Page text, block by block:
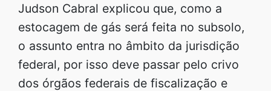
Judson Cabral explicou que, como a
estocagem de gás será feita no subsolo,
o assunto entra no âmbito da jurisdição
federal, por isso deve passar pelo crivo
dos órgãos federais de fiscalização e